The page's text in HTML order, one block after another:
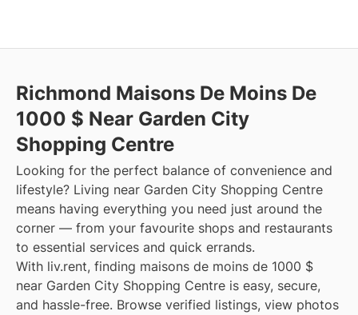
Richmond Maisons De Moins De
1000 $ Near Garden City
Shopping Centre
Looking for the perfect balance of convenience and
lifestyle? Living near Garden City Shopping Centre
means having everything you need just around the
corner — from your favourite shops and restaurants
to essential services and quick errands.
With liv.rent, finding maisons de moins de 1000 $
near Garden City Shopping Centre is easy, secure,
and hassle-free. Browse verified listings, view photos